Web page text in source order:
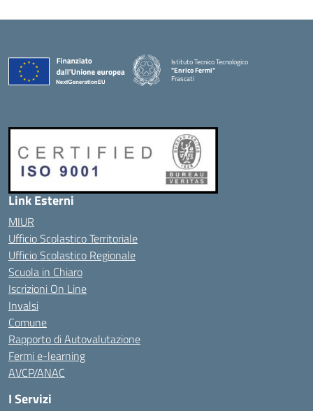
Istituto Tecnico Tecnologico
"Enrico Fermi"
Frascati
Link Esterni
MIUR
Ufficio Scolastico Territoriale
Ufficio Scolastico Regionale
Scuola in Chiaro
Iscrizioni On Line
Invalsi
Comune
Rapporto di Autovalutazione
Fermi e-learning
AVCP/ANAC
I Servizi